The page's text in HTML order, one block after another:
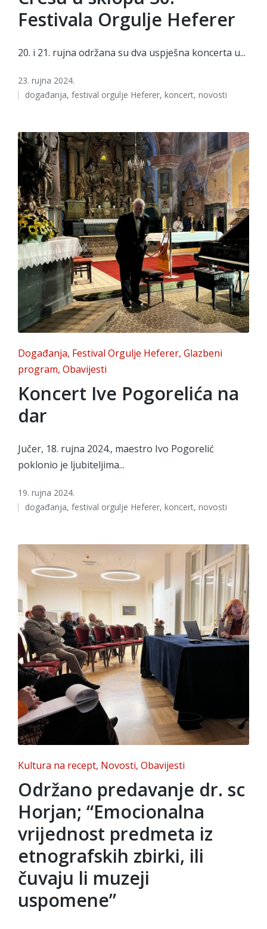
Festivala Orgulje Heferer
20. i 21. rujna održana su dva uspješna koncerta u...
23. rujna 2024.
Tags:
događanja, festival orgulje Heferer, koncert, novosti
Posted
in
Događanja Festival Orgulje Heferer Glazbeni
program Obavijesti
Koncert Ive Pogorelića na
dar
Jučer, 18. rujna 2024., maestro Ivo Pogorelić
poklonio je ljubiteljima...
19. rujna 2024.
Tags:
događanja, festival orgulje Heferer, koncert, novosti
Posted
in
Kultura na recept Novosti Obavijesti
Održano predavanje dr. sc
Horjan; “Emocionalna
vrijednost predmeta iz
etnografskih zbirki, ili
čuvaju li muzeji
uspomene”